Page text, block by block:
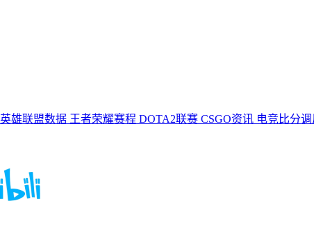
英雄联盟数据 王者荣耀赛程 DOTA2联赛 CSGO资讯 电竞比分调